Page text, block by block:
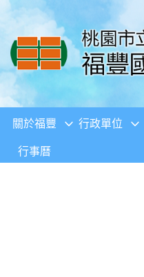
移至網頁之主要內容區位置
關於福豐 行政單位
行事曆